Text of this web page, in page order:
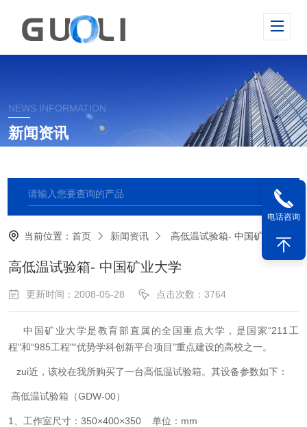
NEWS INFORMATION
新闻资讯
当前位置：首页 新闻资讯 高低温试验箱- 中国矿业大学
高低温试验箱- 中国矿业大学
更新时间：2008-05-28 点击次数：3764
中国矿业大学是教育部直属的全国重点大学，是国家“211工
程"和“985工程"“优势学科创新平台项目"重点建设的高校之一。
zui近，该校在我所购买了一台高低温试验箱。其设备参数如下：
高低温试验箱（GDW-00）
1、工作室尺寸：350×400×350 单位：mm
电话咨询